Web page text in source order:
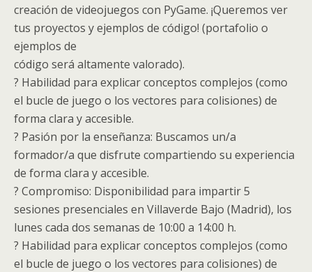
creación de videojuegos con PyGame. ¡Queremos ver
tus proyectos y ejemplos de código! (portafolio o
ejemplos de
código será altamente valorado).
? Habilidad para explicar conceptos complejos (como
el bucle de juego o los vectores para colisiones) de
forma clara y accesible.
? Pasión por la enseñanza: Buscamos un/a
formador/a que disfrute compartiendo su experiencia
de forma clara y accesible.
? Compromiso: Disponibilidad para impartir 5
sesiones presenciales en Villaverde Bajo (Madrid), los
lunes cada dos semanas de 10:00 a 14:00 h.
? Habilidad para explicar conceptos complejos (como
el bucle de juego o los vectores para colisiones) de